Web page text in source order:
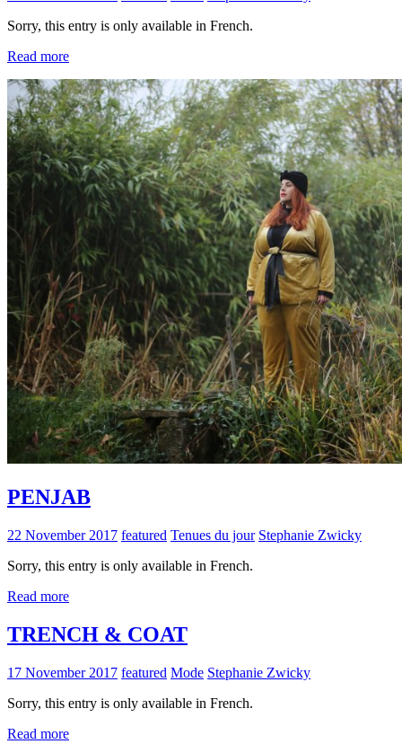
Sorry, this entry is only available in French.
Read more
PENJAB
22 November 2017 featured Tenues du jour Stephanie Zwicky
Sorry, this entry is only available in French.
Read more
TRENCH & COAT
17 November 2017 featured Mode Stephanie Zwicky
Sorry, this entry is only available in French.
Read more